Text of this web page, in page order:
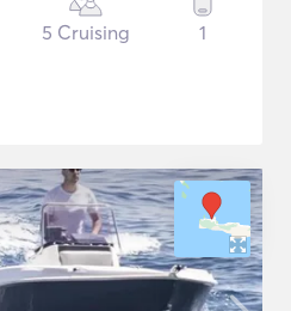
5 Cruising 1